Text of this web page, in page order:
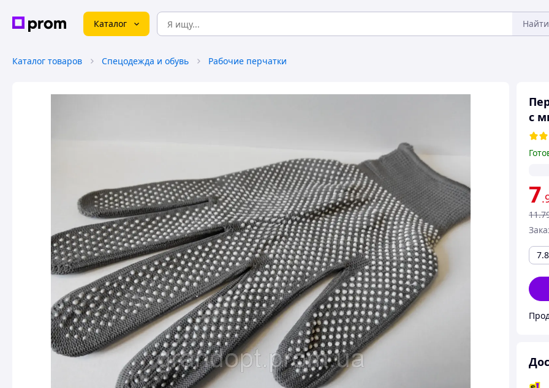
Каталог Найти
Каталог товаров Спецодежда и обувь Рабочие перчатки
с
7
11